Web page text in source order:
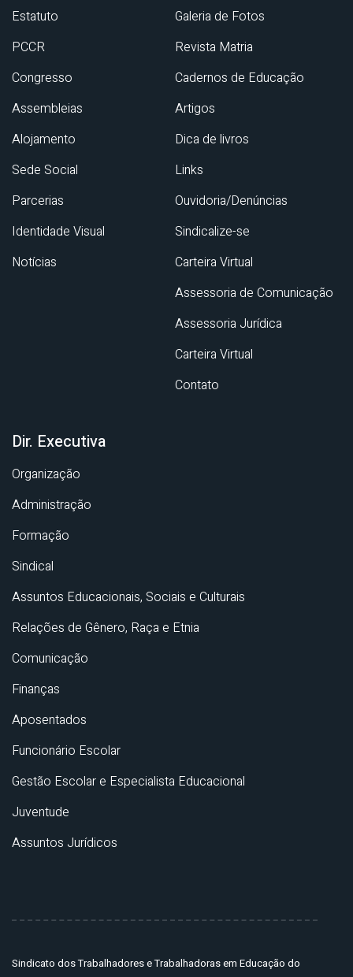
Estatuto
PCCR
Congresso
Assembleias
Alojamento
Sede Social
Parcerias
Identidade Visual
Notícias
Galeria de Fotos
Revista Matria
Cadernos de Educação
Artigos
Dica de livros
Links
Ouvidoria/Denúncias
Sindicalize-se
Carteira Virtual
Assessoria de Comunicação
Assessoria Jurídica
Carteira Virtual
Contato
Dir. Executiva
Organização
Administração
Formação
Sindical
Assuntos Educacionais, Sociais e Culturais
Relações de Gênero, Raça e Etnia
Comunicação
Finanças
Aposentados
Funcionário Escolar
Gestão Escolar e Especialista Educacional
Juventude
Assuntos Jurídicos
Sindicato dos Trabalhadores e Trabalhadoras em Educação do